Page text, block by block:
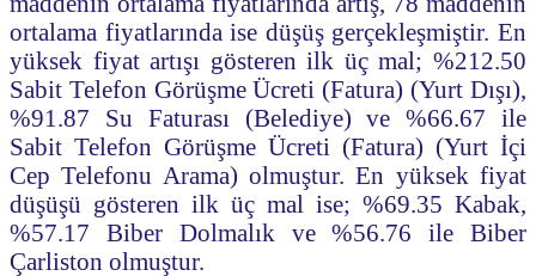
ortalama fiyatlarında ise düşüş gerçekleşmiştir. En
yüksek fiyat artışı gösteren ilk üç mal; %212.50
Sabit Telefon Görüşme Ücreti (Fatura) (Yurt Dışı),
%91.87 Su Faturası (Belediye) ve %66.67 ile
Sabit Telefon Görüşme Ücreti (Fatura) (Yurt İçi
Cep Telefonu Arama) olmuştur. En yüksek fiyat
düşüşü gösteren ilk üç mal ise; %69.35 Kabak,
%57.17 Biber Dolmalık ve %56.76 ile Biber
Çarliston olmuştur.